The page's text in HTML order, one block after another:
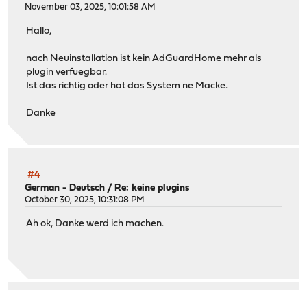
November 03, 2025, 10:01:58 AM
Hallo,
nach Neuinstallation ist kein AdGuardHome mehr als
plugin verfuegbar.
Ist das richtig oder hat das System ne Macke.
Danke
#4
German - Deutsch /Re: keine plugins
October 30, 2025, 10:31:08 PM
Ah ok, Danke werd ich machen.